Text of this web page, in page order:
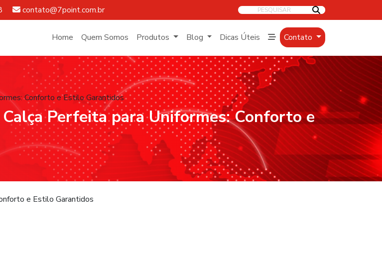
E-mail:
contato@7point.com.br PESQUISAR
Home Quem Somos Produtos Blog Dicas Úteis Contato
Conforto e Estilo Garantidos
Perfeita para Uniformes: Conforto e